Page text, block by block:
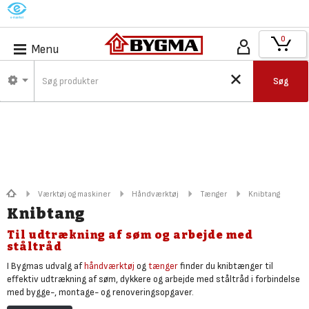
M
Menu
Søg
0
Værktøj og maskiner Håndværktøj Tænger Knibtang
Knibtang
Til udtrækning af søm og arbejde med
ståltråd
I Bygmas udvalg afhåndværktøj ogtængerfinder du knibtænger til
effektiv udtrækning af søm, dykkere og arbejde med ståltråd i forbindelse
med bygge-, montage- og renoveringsopgaver.